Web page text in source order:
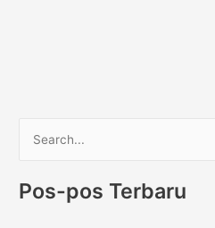
r
Pos-pos Terbaru